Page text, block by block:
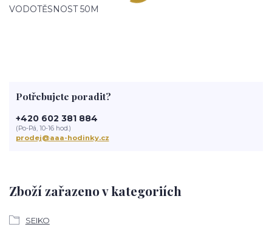
VODOTĚSNOST 50M
Zboží zařazeno v kategoriích
SEIKO
Potřebujete poradit?
+420 602 381 884
(Po-Pá, 10-16 hod.)
prodej@aaa-hodinky.cz